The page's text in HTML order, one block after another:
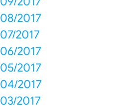
08/2017
07/2017
06/2017
05/2017
04/2017
03/2017